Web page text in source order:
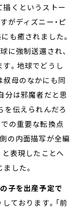
くというストー
がディズニー・ピ
も癒されました。
に強制送還され、
。地球でどうし
叔母のなかにも同
分は邪魔者だと思
を伝えられんだろ
の重要な転換点
の内面描写が全編
と表現したことへ
した。
子を出産予定で
ております。「前